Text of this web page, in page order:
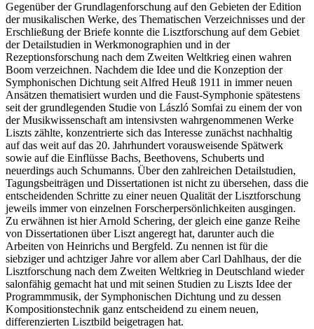
Gegenüber der Grundlagenforschung auf den Gebieten der Edition
der musikalischen Werke, des Thematischen Verzeichnisses und der
Erschließung der Briefe konnte die Lisztforschung auf dem Gebiet
der Detailstudien in Werkmonographien und in der
Rezeptionsforschung nach dem Zweiten Weltkrieg einen wahren
Boom verzeichnen. Nachdem die Idee und die Konzeption der
Symphonischen Dichtung seit Alfred Heuß 1911 in immer neuen
Ansätzen thematisiert wurden und die Faust-Symphonie spätestens
seit der grundlegenden Studie von László Somfai zu einem der von
der Musikwissenschaft am intensivsten wahrgenommenen Werke
Liszts zählte, konzentrierte sich das Interesse zunächst nachhaltig
auf das weit auf das 20. Jahrhundert vorausweisende Spätwerk
sowie auf die Einflüsse Bachs, Beethovens, Schuberts und
neuerdings auch Schumanns. Über den zahlreichen Detailstudien,
Tagungsbeiträgen und Dissertationen ist nicht zu übersehen, dass die
entscheidenden Schritte zu einer neuen Qualität der Lisztforschung
jeweils immer von einzelnen Forscherpersönlichkeiten ausgingen.
Zu erwähnen ist hier Arnold Schering, der gleich eine ganze Reihe
von Dissertationen über Liszt angeregt hat, darunter auch die
Arbeiten von Heinrichs und Bergfeld. Zu nennen ist für die
siebziger und achtziger Jahre vor allem aber Carl Dahlhaus, der die
Lisztforschung nach dem Zweiten Weltkrieg in Deutschland wieder
salonfähig gemacht hat und mit seinen Studien zu Liszts Idee der
Programmmusik, der Symphonischen Dichtung und zu dessen
Kompositionstechnik ganz entscheidend zu einem neuen,
differenzierten Lisztbild beigetragen hat.